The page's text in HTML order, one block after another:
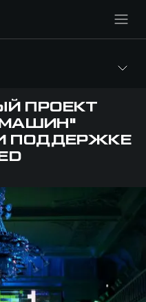
ПРОЕКТ
ПОДДЕРЖКЕ